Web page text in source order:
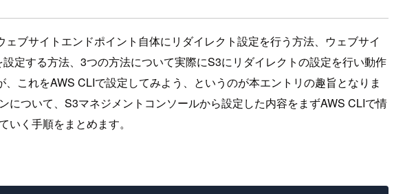
ェブサイトエンドポイント自体にリダイレクト設定を行う方法、ウェブサイ
定する方法、3つの方法について実際にS3にリダイレクトの設定を行い動作
これをAWS CLIで設定してみよう、というのが本エントリの趣旨となりま
について、S3マネジメントコンソールから設定した内容をまずAWS CLIで情
く手順をまとめます。